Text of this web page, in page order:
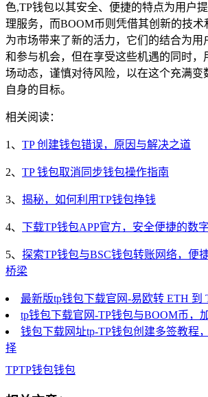
色,TP钱包以其安全、便捷的特点为用户
理服务，而BOOM币则凭借其创新的技术
为市场带来了新的活力，它们的结合为用
和参与机会，但在享受这些机遇的同时，
场动态，谨慎对待风险，以在这个充满变
自身的目标。
相关阅读：
1、 TP 创建钱包错误，原因与解决之道
2、 TP 钱包取消同步钱包操作指南
3、 揭秘，如何利用TP钱包挣钱
4、 下载TP钱包APP官方，安全便捷的数
5、 探索TP钱包与BSC钱包转账网络，便
桥梁
最新版tp钱包下载官网-易欧转 ETH 到
tp钱包下载官网-TP钱包与BOOM币，
钱包下载网址tp-TP钱包创建多签教程
择
TPTP钱包钱包